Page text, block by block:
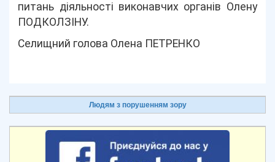
питань діяльності виконавчих органів Олену
ПОДКОЛЗІНУ.
Селищний голова Олена ПЕТРЕНКО
Людям з порушенням зору